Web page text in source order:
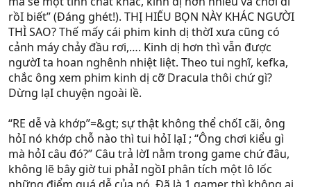
rồI biết” (Đáng ghét!). THỊ HIẾU BỌN NÀY KHÁC NGƯỜI
THÌ SAO? Thế mấy cái phim kinh dị thờI xưa cũng có
cảnh máy chảy đầu rơi,…. Kinh dị hơn thì vẫn được
ngườI ta hoan nghênh nhiệt liệt. Theo tui nghĩ, kefka,
chắc ông xem phim kinh dị cỡ Dracula thôi chứ gì?
Dừng lạI chuyện ngoài lề.
“RE dễ và khớp”=&gt; sự thật không thể chốI cãi, ông
hỏI nó khớp chỗ nào thì tui hỏI lạI ; “Ông chơi kiểu gì
mà hỏI câu đó?” Câu trả lờI nằm trong game chứ đâu,
không lẽ bây giờ tui phảI ngồI phân tích một lô lốc